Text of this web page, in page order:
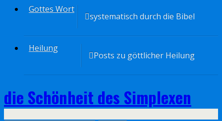
Gottes Wort
systematisch durch die Bibel
Heilung
Posts zu göttlicher Heilung
die Schönheit des Simplexen